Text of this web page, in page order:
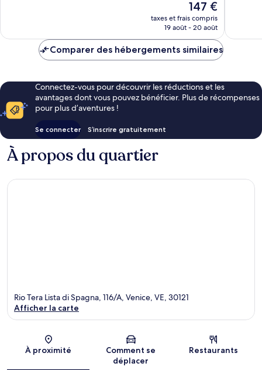
Le
nouveau
prix
de
147 €
taxes et frais compris
19 août - 20 août
Comparer des hébergements similaires
Connectez-vous pour découvrir les réductions et les
avantages dont vous pouvez bénéficier. Plus de récompenses
pour plus d’aventures !
Se connecter S’inscrire gratuitement
À propos du quartier
Carte
Rio Tera Lista di Spagna, 116/A, Venice, VE, 30121
Afficher la carte
À proximité
Comment se
déplacer
Restaurants